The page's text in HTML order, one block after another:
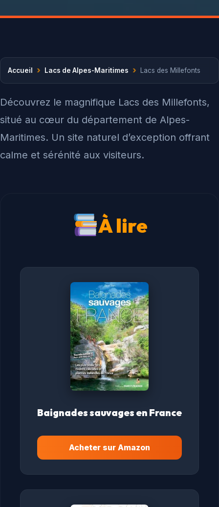
Accueil › Lacs de Alpes-Maritimes › Lacs des Millefonts
Découvrez le magnifique Lacs des Millefonts,
situé au cœur du département de Alpes-
Maritimes. Un site naturel d’exception offrant
calme et sérénité aux visiteurs.
À lire
Baignades sauvages en France
Acheter sur Amazon